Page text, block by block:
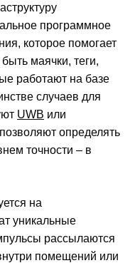
программное
которое помогает
маячки, теги,
работают на базе
случаев для
UWB или
определять
точности – в
на
уникальные
рассылаются
помещений или